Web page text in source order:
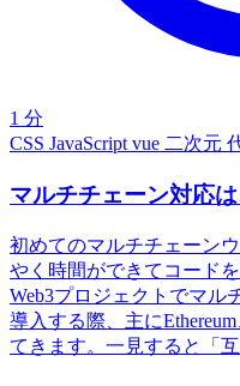
1 分
CSS JavaScript vue 二次元
マルチチェーン対応
初めてのマルチチェーン
やく時間ができてコード
Web3プロジェクトでマル
導入する際、主に
てきます。一見すると「